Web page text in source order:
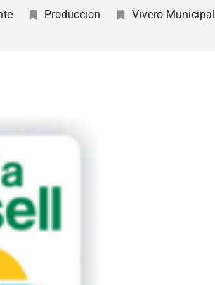
Produccion Vivero Municipal